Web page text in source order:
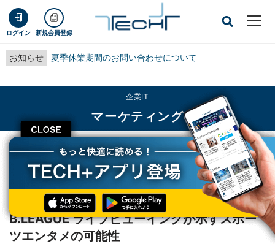
ログイン 新規会員登録
お知らせ 夏季休業期間のお問い合わせについて
CLOSE
企業IT
マーケティング
TECH+ 企業IT
マーケティング
B.LEAGUE ライブビューイングが示すスポーツエンタメの可能性
B.LEAGUE ライブビューイングが示すスポー
ツエンタメの可能性